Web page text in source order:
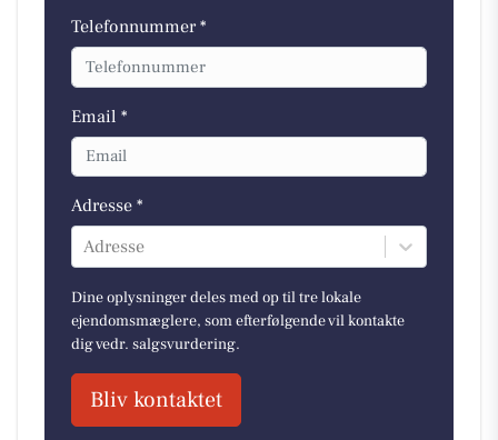
Telefonnummer *
Email *
Adresse *
Adresse
Dine oplysninger deles med op til tre lokale
ejendomsmæglere, som efterfølgende vil kontakte
dig vedr. salgsvurdering.
Bliv kontaktet